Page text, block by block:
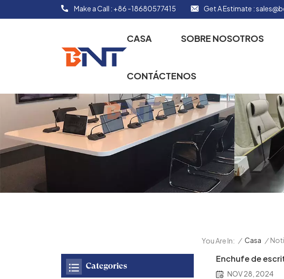
Make a Call : +86 -18680577415 Get A Estimate :
CASA SOBRE NOSOTROS
CONTÁCTENOS
You Are In: / Casa /
Enchufe de
NOV 28, 2024
Categories